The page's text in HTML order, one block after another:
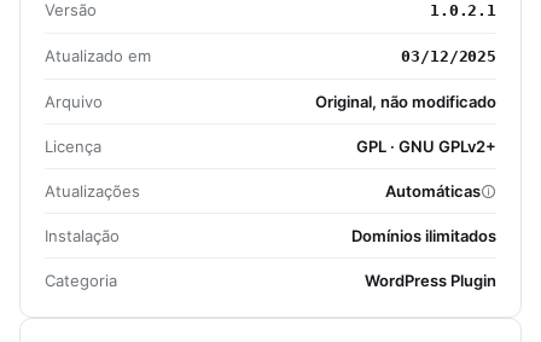
Versão 1.0.2.1
Atualizado em 03/12/2025
Arquivo Original, não modificado
Licença GPL · GNU GPLv2+
Atualizações Automáticas
Instalação Domínios ilimitados
Categoria WordPress Plugin